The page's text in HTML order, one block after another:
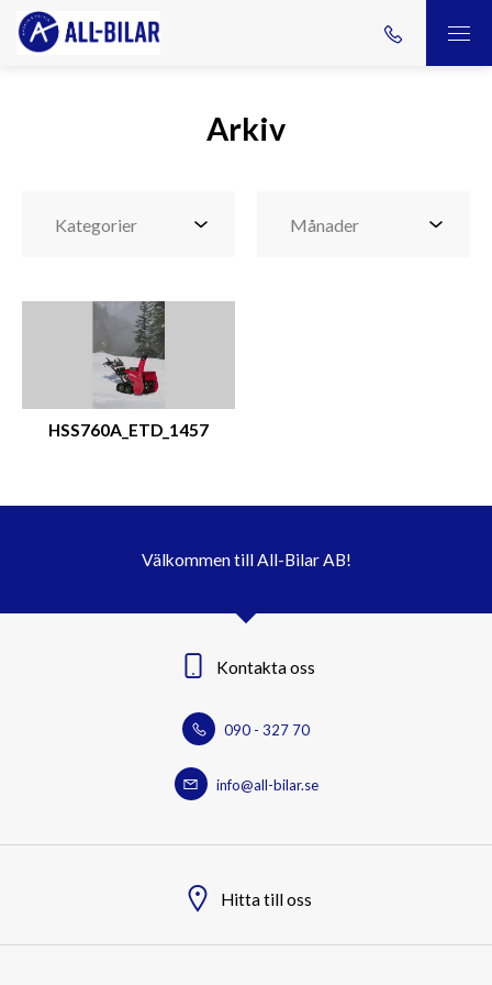
Arkiv
HSS760A_ETD_1457
Välkommen till All-Bilar AB!
Kontakta oss
090 - 327 70
info@all-bilar.se
Hitta till oss